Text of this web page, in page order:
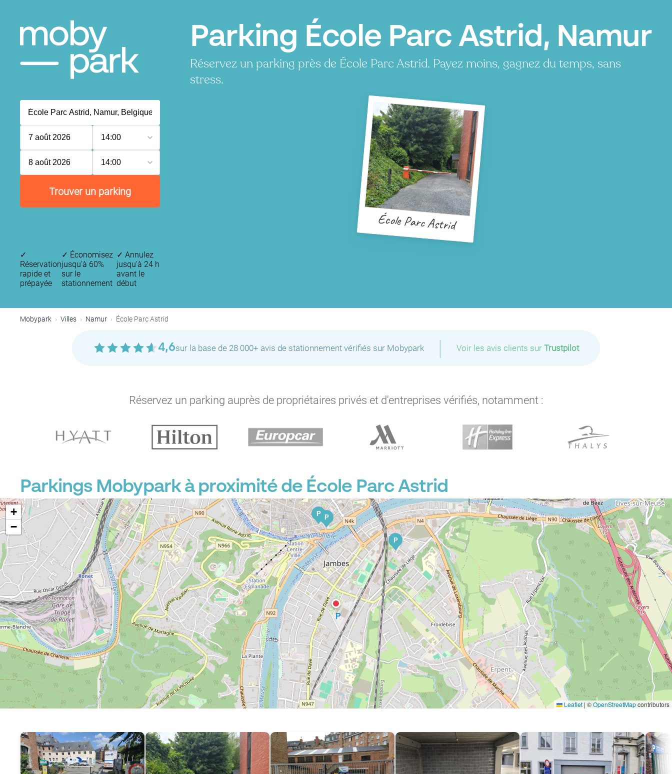
Parking École Parc Astrid, Namur
Réservez un parking près de École Parc Astrid. Payez moins, gagnez du temps, sans
stress.
7 août 2026 14:00
8 août 2026 14:00
Trouver un parking
École Parc Astrid
✓
Réservation
rapide et
prépayée
✓ Économisez
jusqu'à 60%
sur le
stationnement
✓ Annulez
jusqu’à 24 h
avant le
début
Mobypark Villes Namur École Parc Astrid
4,6sur la base de 28 000+ avis de stationnement vérifiés sur Mobypark | Voir les avis clients sur Trustpilot
Réservez un parking auprès de propriétaires privés et d'entreprises vérifiés, notamment :
Parkings Mobypark à proximité de École Parc Astrid
P
P
P
+
−
Leaflet | ©OpenStreetMapcontributors